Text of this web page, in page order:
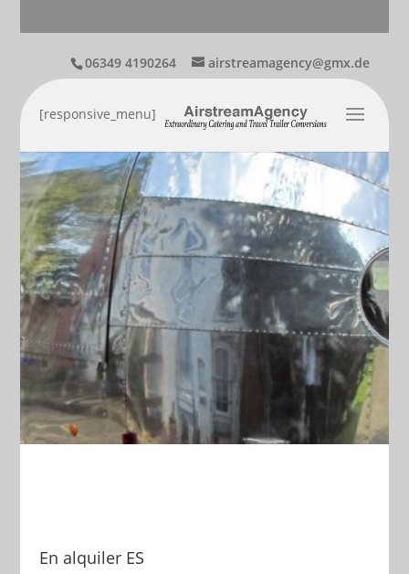
06349 4190264 airstreamagency@gmx.de
[responsive_menu]
En alquiler ES